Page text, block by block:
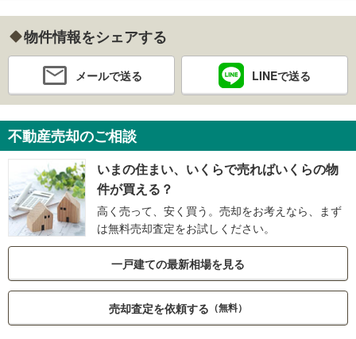
物件情報をシェアする
メールで送る LINEで送る
不動産売却のご相談
いまの住まい、いくらで売ればいくらの物
件が買える？
高く売って、安く買う。売却をお考えなら、まず
は無料売却査定をお試しください。
一戸建ての最新相場を見る
売却査定を依頼する （無料）